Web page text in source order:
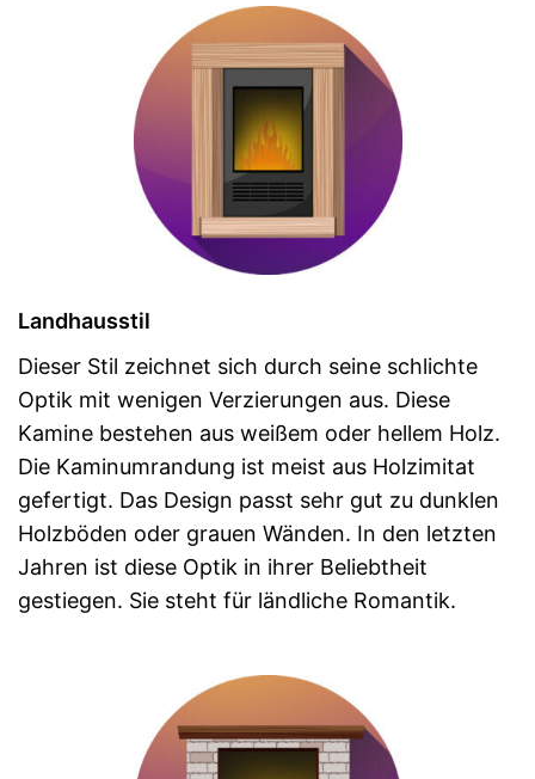
Landhausstil
Dieser Stil zeichnet sich durch seine schlichte
Optik mit wenigen Verzierungen aus. Diese
Kamine bestehen aus weißem oder hellem Holz.
Die Kaminumrandung ist meist aus Holzimitat
gefertigt. Das Design passt sehr gut zu dunklen
Holzböden oder grauen Wänden. In den letzten
Jahren ist diese Optik in ihrer Beliebtheit
gestiegen. Sie steht für ländliche Romantik.